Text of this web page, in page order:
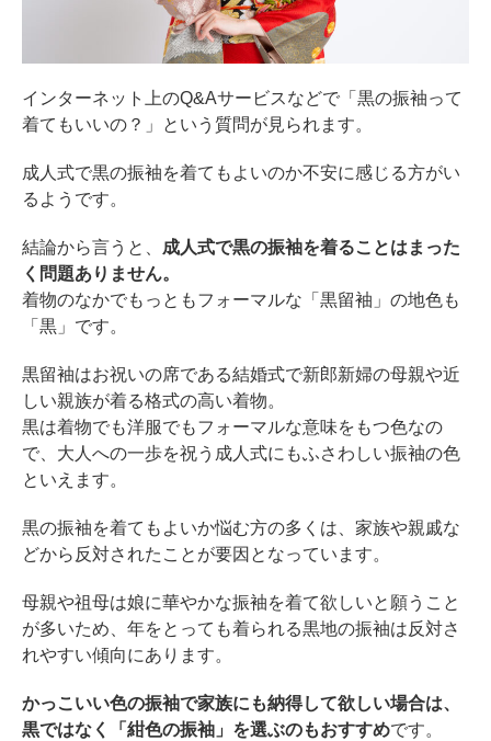
インターネット上のQ&Aサービスなどで「黒の振袖って
着てもいいの？」という質問が見られます。
成人式で黒の振袖を着てもよいのか不安に感じる方がい
るようです。
結論から言うと、 成人式で黒の振袖を着ることはまった
く問題ありません。
着物のなかでもっともフォーマルな「黒留袖」の地色も
「黒」です。
黒留袖はお祝いの席である結婚式で新郎新婦の母親や近
しい親族が着る格式の高い着物。
黒は着物でも洋服でもフォーマルな意味をもつ色なの
で、大人への一歩を祝う成人式にもふさわしい振袖の色
といえます。
黒の振袖を着てもよいか悩む方の多くは、家族や親戚な
どから反対されたことが要因となっています。
母親や祖母は娘に華やかな振袖を着て欲しいと願うこと
が多いため、年をとっても着られる黒地の振袖は反対さ
れやすい傾向にあります。
かっこいい色の振袖で家族にも納得して欲しい場合は、
黒ではなく「紺色の振袖」を選ぶのもおすすめです。